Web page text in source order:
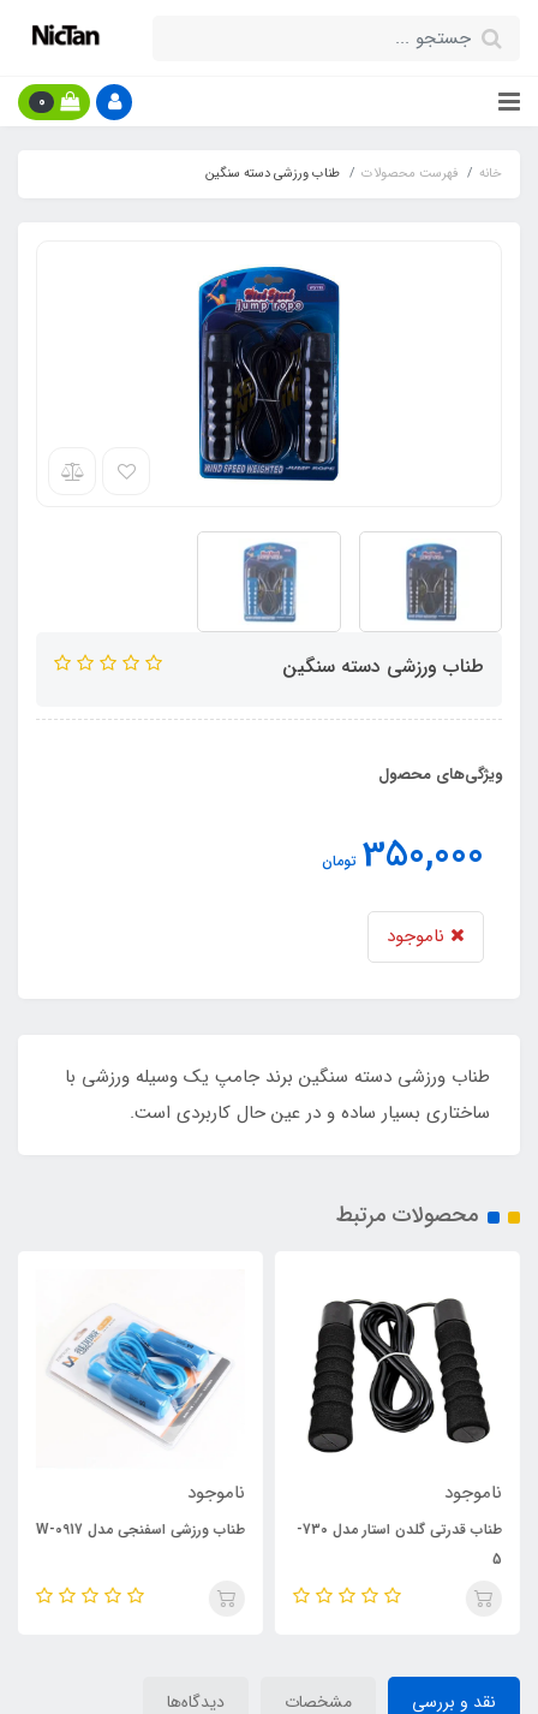
0
خانه فهرست محصولات طناب ورزشی دسته سنگین
طناب ورزشی دسته سنگین
ویژگی‌های محصول
350,000 تومان
ناموجود
طناب ورزشی دسته سنگین برند جامپ یک وسیله ورزشی با
ساختاری بسیار ساده و در عین حال کاربردی است.
محصولات مرتبط
ناموجود
طناب قدرتی گلدن استار مدل 730-
5
ناموجود
طناب ورزشی اسفنجی مدل W-0917
نقد و بررسی مشخصات دیدگاه‌ها